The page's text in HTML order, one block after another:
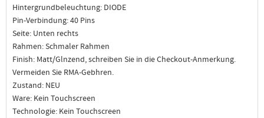
Hintergrundbeleuchtung: DIODE
Pin-Verbindung: 40 Pins
Seite: Unten rechts
Rahmen: Schmaler Rahmen
Finish: Matt/Glnzend, schreiben Sie in die Checkout-Anmerkung.
Vermeiden Sie RMA-Gebhren.
Zustand: NEU
Ware: Kein Touchscreen
Technologie: Kein Touchscreen